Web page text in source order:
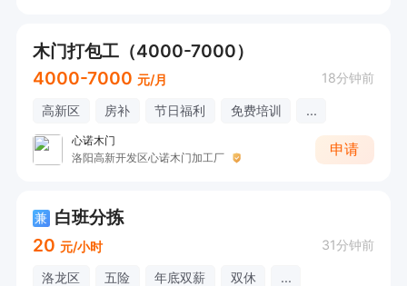
木门打包工（4000-7000）
4000-7000 元/月 18分钟前
高新区 房补 节日福利 免费培训 ...
心诺木门
洛阳高新开发区心诺木门加工厂
申请
兼 白班分拣
20 元/小时 31分钟前
洛龙区 五险 年底双薪 双休 ...